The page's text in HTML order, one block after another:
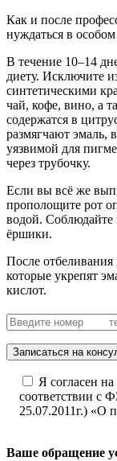
Как и после
нуждаться в особом
В течение 10–14
диету. Исключите
синтетическими
чай, кофе, вино, а
содержатся в
размягчают эмаль,
уязвимой для
через трубочку.
Если вы всё же
прополощите рот
водой. Соблюдайте
ёршики.
После
которые укрепят
кислот.
Записаться на
Я согласен
соответствии с
25.07.2011г.) «О
Ваше обращение